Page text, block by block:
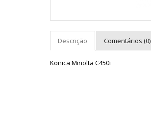
Descrição Comentários (0)
Konica Minolta C450i